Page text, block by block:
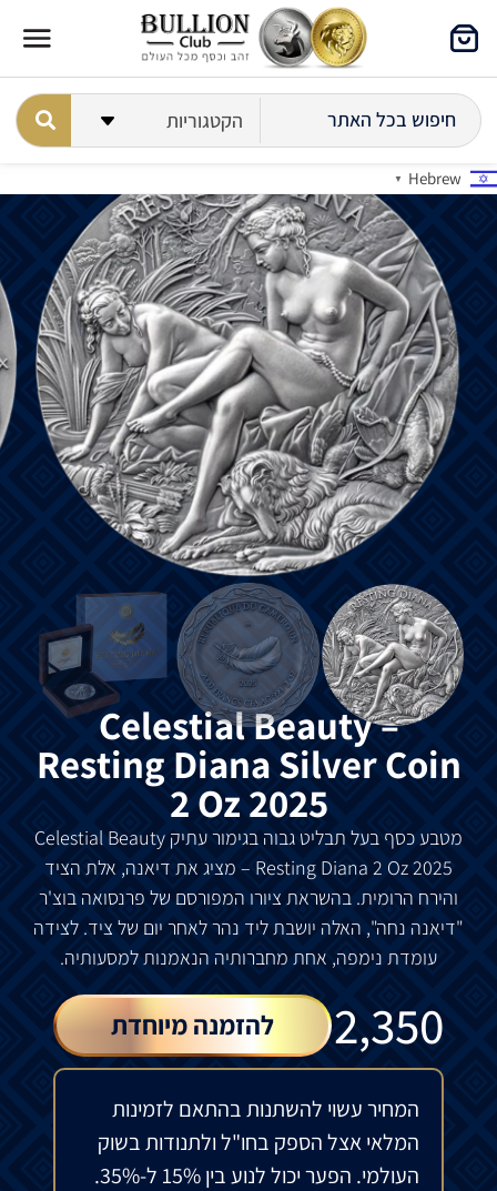
Hebrew
▼
Celestial Beauty –
Resting Diana Silver Coin
2 Oz 2025
מטבעכסף בעל תבליט גבוה בגימורעתיק Celestial Beauty
– Resting Diana 2 Oz 2025 מציג את דיאנה, אלת הציד
והירח הרומית. בהשראת ציורו המפורסם של פרנסואה בוצ'ר
"דיאנה נחה", האלה יושבתליד נהרלאחר יום שלציד. לצידה
עומדת נימפה, אחת מחברותיה הנאמנותלמסעותיה.
2,350
₪ להזמנה מיוחדת
המחיר עשוי להשתנות בהתאם לזמינות
המלאי אצל הספק בחו"ל ולתנודות בשוק
העולמי. הפער יכול לנוע בין 15% ל-35%.